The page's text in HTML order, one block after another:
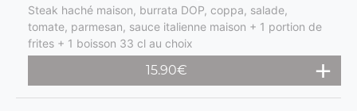
Steak haché maison, burrata DOP, coppa, salade,
tomate, parmesan, sauce italienne maison + 1 portion de
frites + 1 boisson 33 cl au choix
15.90€